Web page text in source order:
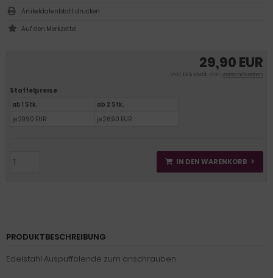
29,90 EUR
inkl. 19 % MwSt. inkl.Versandkosten
Staffelpreise
ab 1 Stk.
je 29,90 EUR
ab 2 Stk.
je 26,90 EUR
IN DEN WARENKORB
Artikeldatenblatt drucken
PRODUKTBESCHREIBUNG
Edelstahl Auspuffblende zum anschrauben